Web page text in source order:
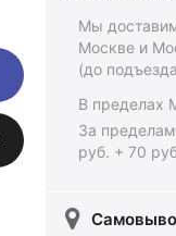
Мы
Москве и
(до
В пределах
За
руб. + 70